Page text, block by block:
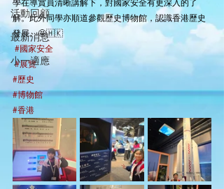
活動回顧
最新消息
小一適應
學在導賞員清晰講解下，對國家安全有更深入的了
解。此外同學亦順道參觀歷史博物館，認識香港歷史
發展。🤩🇭🇰
#國家安全
#展覽
#歷史
#博物館
#香港